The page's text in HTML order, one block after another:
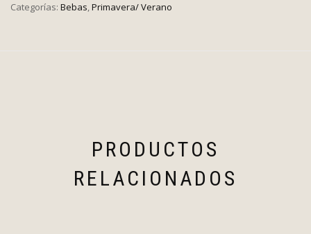
Categorías: Bebas,Primavera/ Verano
PRODUCTOS
RELACIONADOS